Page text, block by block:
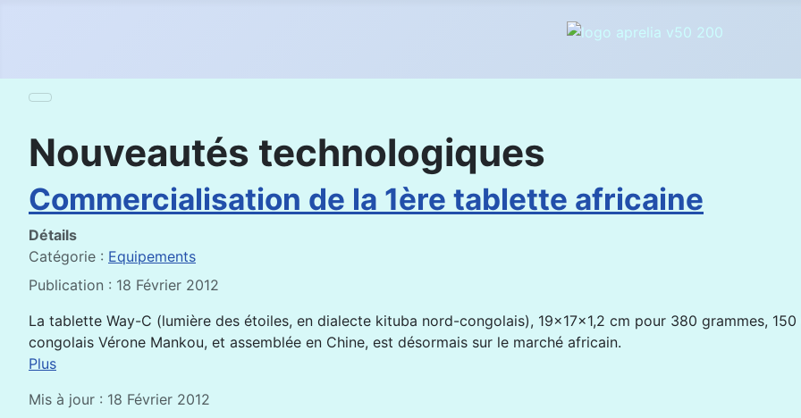
Nouveautés technologiques
Commercialisation de la 1ère tablette africaine
Détails
Catégorie : Equipements
Publication : 18 Février 2012
La tablette Way-C (lumière des étoiles, en dialecte kituba nord-congolais), 19x17x1,2 cm pour 380 grammes,
congolais Vérone Mankou, et assemblée en Chine, est désormais sur le marché africain.
Plus
Mis à jour : 18 Février 2012